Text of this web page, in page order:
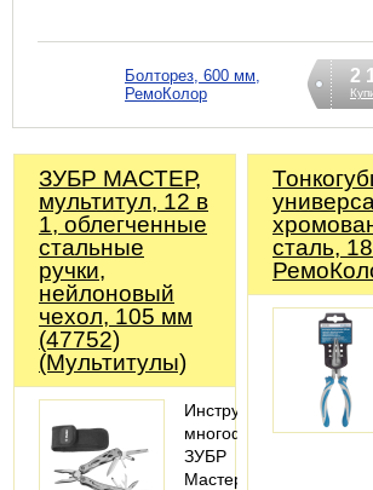
Болторез, 600 мм,
РемоКолор
2
ЗУБР МАСТЕР,
мультитул, 12 в
1, облегченные
стальные
ручки,
нейлоновый
чехол, 105 мм
(47752)
(Мультитулы)
Инструмент
многофункциональный
ЗУБР
Мастер,
сталь,